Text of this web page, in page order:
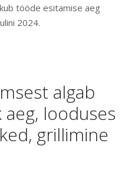
tööde esitamise aeg
2024.
algab
looduses
grillimine